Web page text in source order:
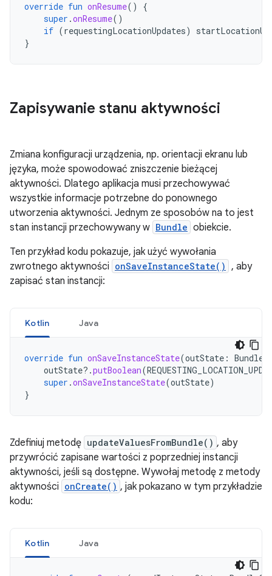
override fun onResume()
{
super .onResume()
if (requestingLocationUpdates)
}
Zapisywanie stanu aktywności
Zmiana konfiguracji urządzenia, np. orientacji ekranu lub
języka, może spowodować zniszczenie bieżącej
aktywności. Dlatego aplikacja musi przechowywać
wszystkie informacje potrzebne do ponownego
utworzenia aktywności. Jednym ze sposobów na to jest
stan instancji przechowywany w Bundle obiekcie.
Ten przykład kodu pokazuje, jak użyć wywołania
zwrotnego aktywności onSaveInstanceState() , aby
zapisać stan instancji:
Kotlin Java
override fun onSaveInstanceState(outState :
outState?.putBoolean(
super .onSaveInstanceState(outState)
}
Zdefiniuj metodę updateValuesFromBundle() , aby
przywrócić zapisane wartości z poprzedniej instancji
aktywności, jeśli są dostępne. Wywołaj metodę z metody
aktywności onCreate() , jak pokazano w tym przykładzie
kodu:
Kotlin Java